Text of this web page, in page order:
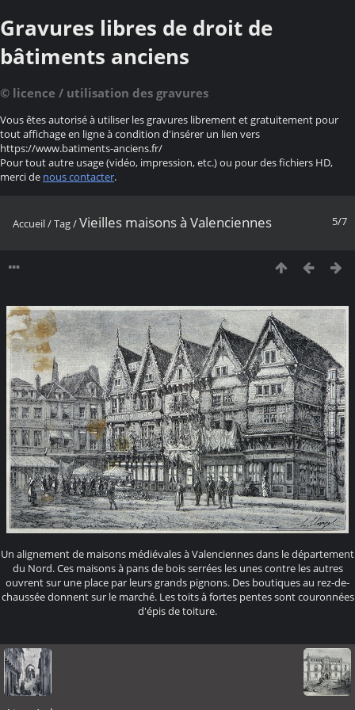
Gravures libres de droit de
bâtiments anciens
© licence / utilisation des gravures
Vous êtes autorisé à utiliser les gravures librement et gratuitement pour
tout affichage en ligne à condition d'insérer un lien vers
https://www.batiments-anciens.fr/
Pour tout autre usage (vidéo, impression, etc.) ou pour des fichiers HD,
merci de nous contacter.
5/7
Accueil/Tag/Vieilles maisons à Valenciennes
Un alignement de maisons médiévales à Valenciennes dans le département
du Nord. Ces maisons à pans de bois serrées les unes contre les autres
ouvrent sur une place par leurs grands pignons. Des boutiques au rez-de-
chaussée donnent sur le marché. Les toits à fortes pentes sont couronnées
d'épis de toiture.